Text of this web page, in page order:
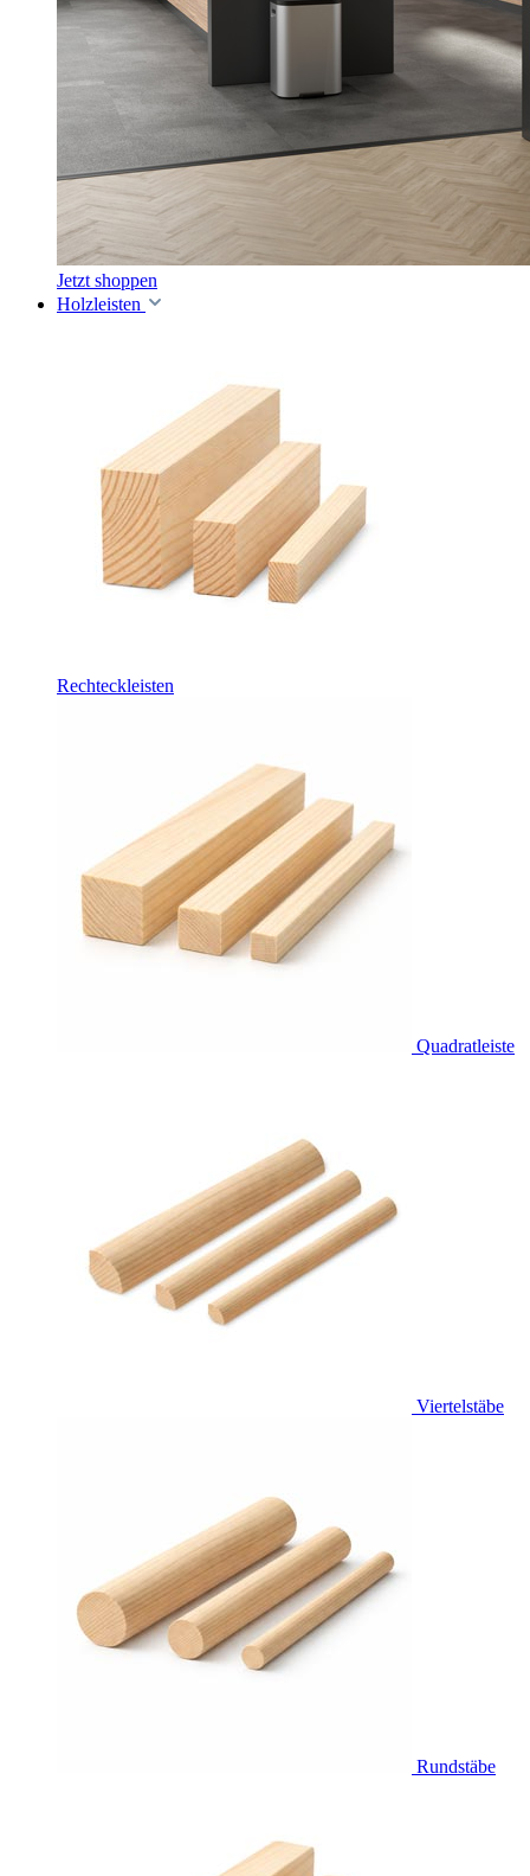
Jetzt shoppen
Holzleisten
Rechteckleisten
Quadratleiste
Viertelstäbe
Rundstäbe